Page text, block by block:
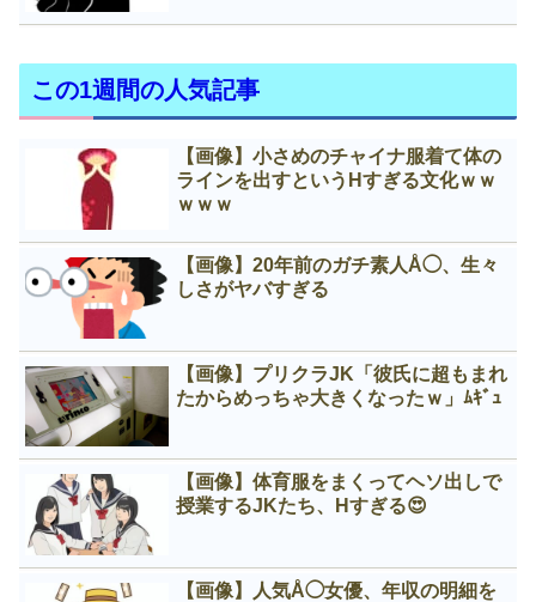
この1週間の人気記事
【画像】小さめのチャイナ服着て体の
ラインを出すというНすぎる文化ｗｗ
ｗｗｗ
【画像】20年前のガチ素人Å◯、生々
しさがヤバすぎる
【画像】プリクラJK「彼氏に超もまれ
たからめっちゃ大きくなったｗ」ﾑｷﾞｭ
【画像】体育服をまくってヘソ出しで
授業するJKたち、Нすぎる😍
【画像】人気Å◯女優、年収の明細を